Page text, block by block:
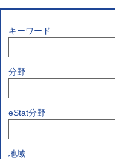
キーワード
分野
eStat分野
地域